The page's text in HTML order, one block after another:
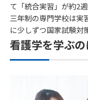
て「統合実習」が約2週
三年制の専門学校は実
に少しずつ国家試験対
看護学を学ぶ